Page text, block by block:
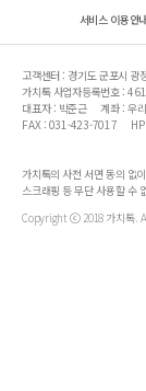
서비스 이용안
고객센터 : 경기도 군포시
가치톡 사업자등록번호 :
대표자 : 박준근
계좌 : 우
FAX : 031-423-7017
가치톡의 사전 서면 동의 없
스크래핑 등 무단 사용할 수
Copyright ⓒ 2018 가치톡.